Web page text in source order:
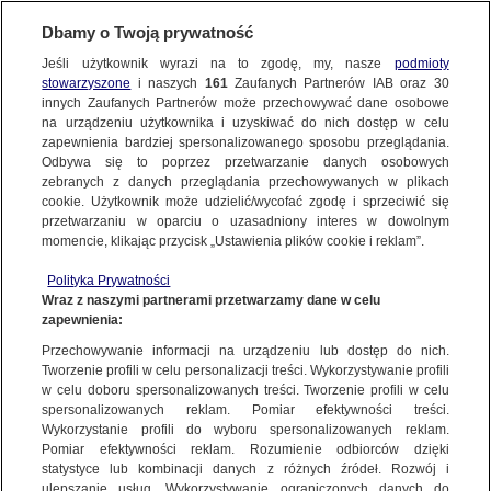
FAKTY | ZOBACZ FAKTY
Sala zabaw, miejsce spotkań dla rodziców i nowe gabinety w Instytucie
Centrum Zdrowia Matki Polki
NAJNOWSZE
ZOBACZ FAKTY
FAKTY PO FAKTACH
FAKTY O ŚWIECIE
WIĘCEJ
KANAŁY
Dzień dobry!
Jedno konto do wszystkich usług
Dbamy o Twoją prywatność
Jeśli użytkownik wyrazi na to zgodę, my, nasze podmioty
stowarzyszone i naszych 161Zaufanych Partnerów IAB oraz 30
innych Zaufanych Partnerów może przechowywać dane osobowe
na urządzeniu użytkownika i uzyskiwać do nich dostęp w celu
zapewnienia bardziej spersonalizowanego sposobu przeglądania.
Odbywa się to poprzez przetwarzanie danych osobowych
zebranych z danych przeglądania przechowywanych w plikach
cookie. Użytkownik może udzielić/wycofać zgodę i sprzeciwić się
przetwarzaniu w oparciu o uzasadniony interes w dowolnym
momencie, klikając przycisk „Ustawienia plików cookie i reklam”.
Polityka Prywatności
Wraz z naszymi partnerami przetwarzamy dane w celu
zapewnienia:
Przechowywanie informacji na urządzeniu lub dostęp do nich.
Tworzenie profili w celu personalizacji treści. Wykorzystywanie profili
w celu doboru spersonalizowanych treści. Tworzenie profili w celu
spersonalizowanych reklam. Pomiar efektywności treści.
Wykorzystanie profili do wyboru spersonalizowanych reklam.
Pomiar efektywności reklam. Rozumienie odbiorców dzięki
statystyce lub kombinacji danych z różnych źródeł. Rozwój i